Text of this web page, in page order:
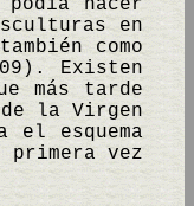
hacer
en
como
Existen
más tarde
la Virgen
el esquema
vez